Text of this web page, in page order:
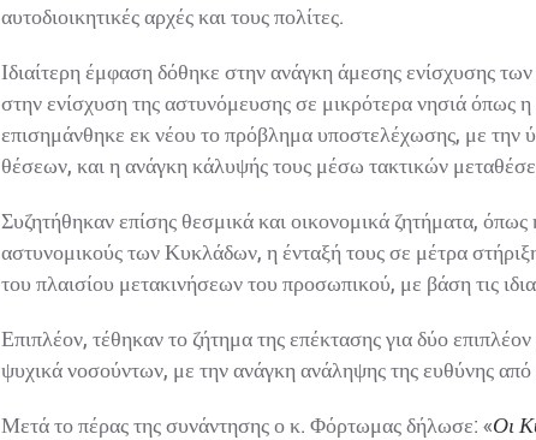
αυτοδιοικητικές αρχές και τους πολίτες.
Ιδιαίτερη έμφαση δόθηκε στην ανάγκη άμεσης ενίσχυσης
στην ενίσχυση της αστυνόμευσης σε μικρότερα νησιά όπως
επισημάνθηκε εκ νέου το πρόβλημα υποστελέχωσης, με την
θέσεων, και η ανάγκη κάλυψής τους μέσω τακτικών
Συζητήθηκαν επίσης θεσμικά και οικονομικά ζητήματα, όπως
αστυνομικούς των Κυκλάδων, η ένταξή τους σε μέτρα
του πλαισίου μετακινήσεων του προσωπικού, με βάση τις
Επιπλέον, τέθηκαν το ζήτημα της επέκτασης για δύο
ψυχικά νοσούντων, με την ανάγκη ανάληψης της ευθύνης από
Μετά το πέρας της συνάντησης ο κ. Φόρτωμας δήλωσε: «Οι